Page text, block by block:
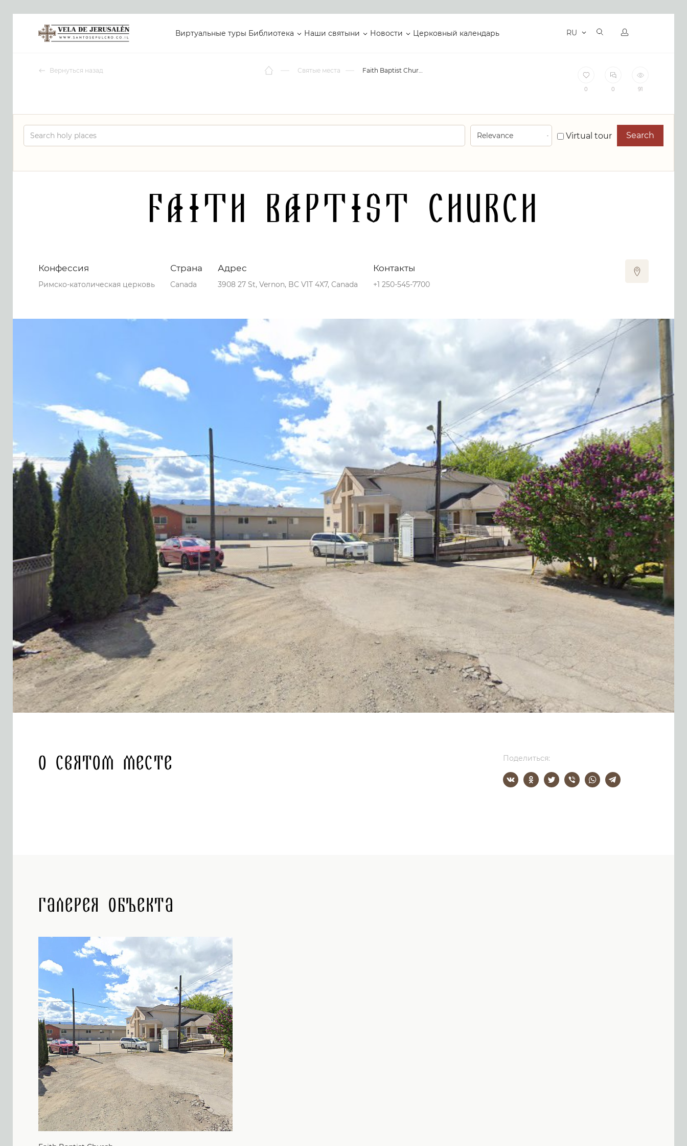
Виртуальные туры Библиотека Наши святыни Новости Церковный календарь RU
Вернуться назад Святые места Faith Baptist Church
0 0 91
Virtual tour Search
Faith Baptist Church
Конфессия
Римско-католическая церковь
Страна
Canada
Адрес
3908 27 St, Vernon, BC V1T 4X7, Canada
Контакты
+1 250-545-7700
О святом месте Поделиться:
Галерея объекта